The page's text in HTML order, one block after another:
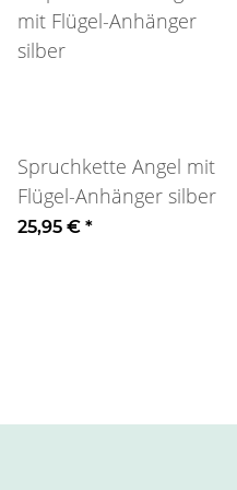
Spruchkette Angel mit
Flügel-Anhänger silber
25,95 € *